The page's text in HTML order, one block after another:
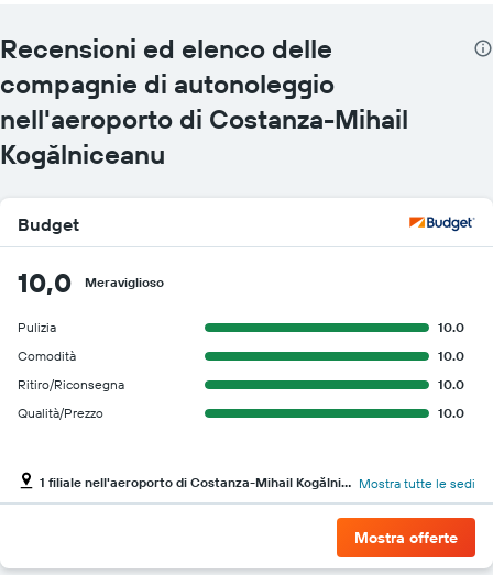
Recensioni ed elenco delle
compagnie di autonoleggio
nell'aeroporto di Costanza-Mihail
Kogălniceanu
Budget
10,0 Meraviglioso
Pulizia
10.0
Comodità
10.0
Ritiro/Riconsegna
10.0
Qualità/Prezzo
10.0
1 filiale nell'aeroporto di Costanza-Mihail Kogălniceanu Mostra tutte le sedi
Mostra offerte